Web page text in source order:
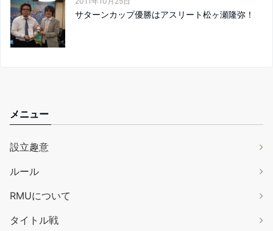
サターンカップ優勝はアスリート松ヶ瀬隆弥！
メニュー
設立趣意
ルール
RMUについて
タイトル戦